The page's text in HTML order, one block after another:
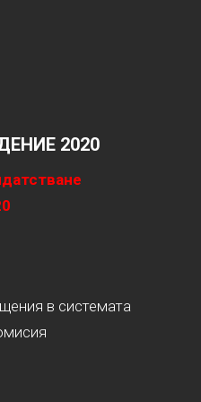
2020
в системата